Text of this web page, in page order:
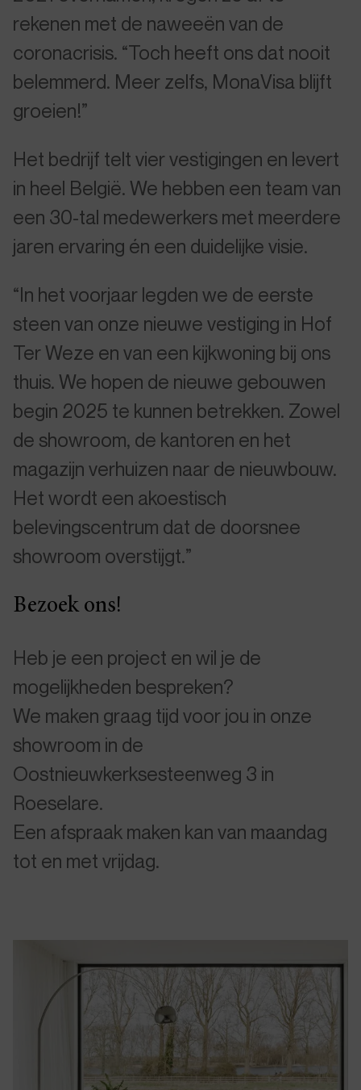
rekenen met de naweeën van de
coronacrisis. “Toch heeft ons dat nooit
belemmerd. Meer zelfs, MonaVisa blijft
groeien!”
Het bedrijf telt vier vestigingen en levert
in heel België. We hebben een team van
een 30-tal medewerkers met meerdere
jaren ervaring én een duidelijke visie.
“In het voorjaar legden we de eerste
steen van onze nieuwe vestiging in Hof
Ter Weze en van een kijkwoning bij ons
thuis. We hopen de nieuwe gebouwen
begin 2025 te kunnen betrekken. Zowel
de showroom, de kantoren en het
magazijn verhuizen naar de nieuwbouw.
Het wordt een akoestisch
belevingscentrum dat de doorsnee
showroom overstijgt.”
Bezoek ons!
Heb je een project en wil je de
mogelijkheden bespreken?
We maken graag tijd voor jou in onze
showroom in de
Oostnieuwkerksesteenweg 3 in
Roeselare.
Een afspraak maken kan van maandag
tot en met vrijdag.